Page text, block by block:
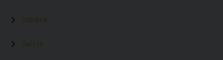
Vstupné
Zážitky